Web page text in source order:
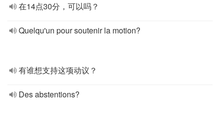
在14点30分，可以吗？
Quelqu'un pour soutenir la motion?
有谁想支持这项动议？
Des abstentions?